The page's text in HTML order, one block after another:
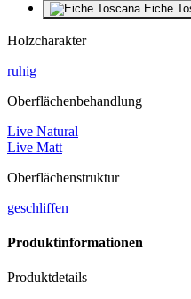
Eiche
Holzcharakter
ruhig
Oberflächenbehandlung
Live Natural
Live Matt
Oberflächenstruktur
geschliffen
Produktinformationen
Produktdetails